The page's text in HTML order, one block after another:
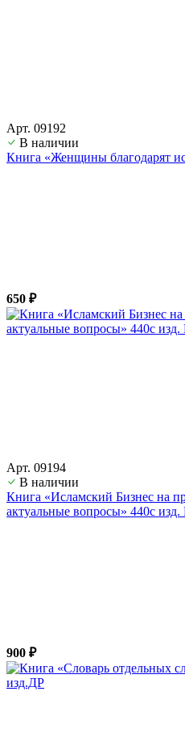
Арт. 09192
В наличии
Книга «Женщины благодарят
650 ₽
Арт. 09194
В наличии
Книга «Исламский Бизнес на
актуальные вопросы» 440с
900 ₽